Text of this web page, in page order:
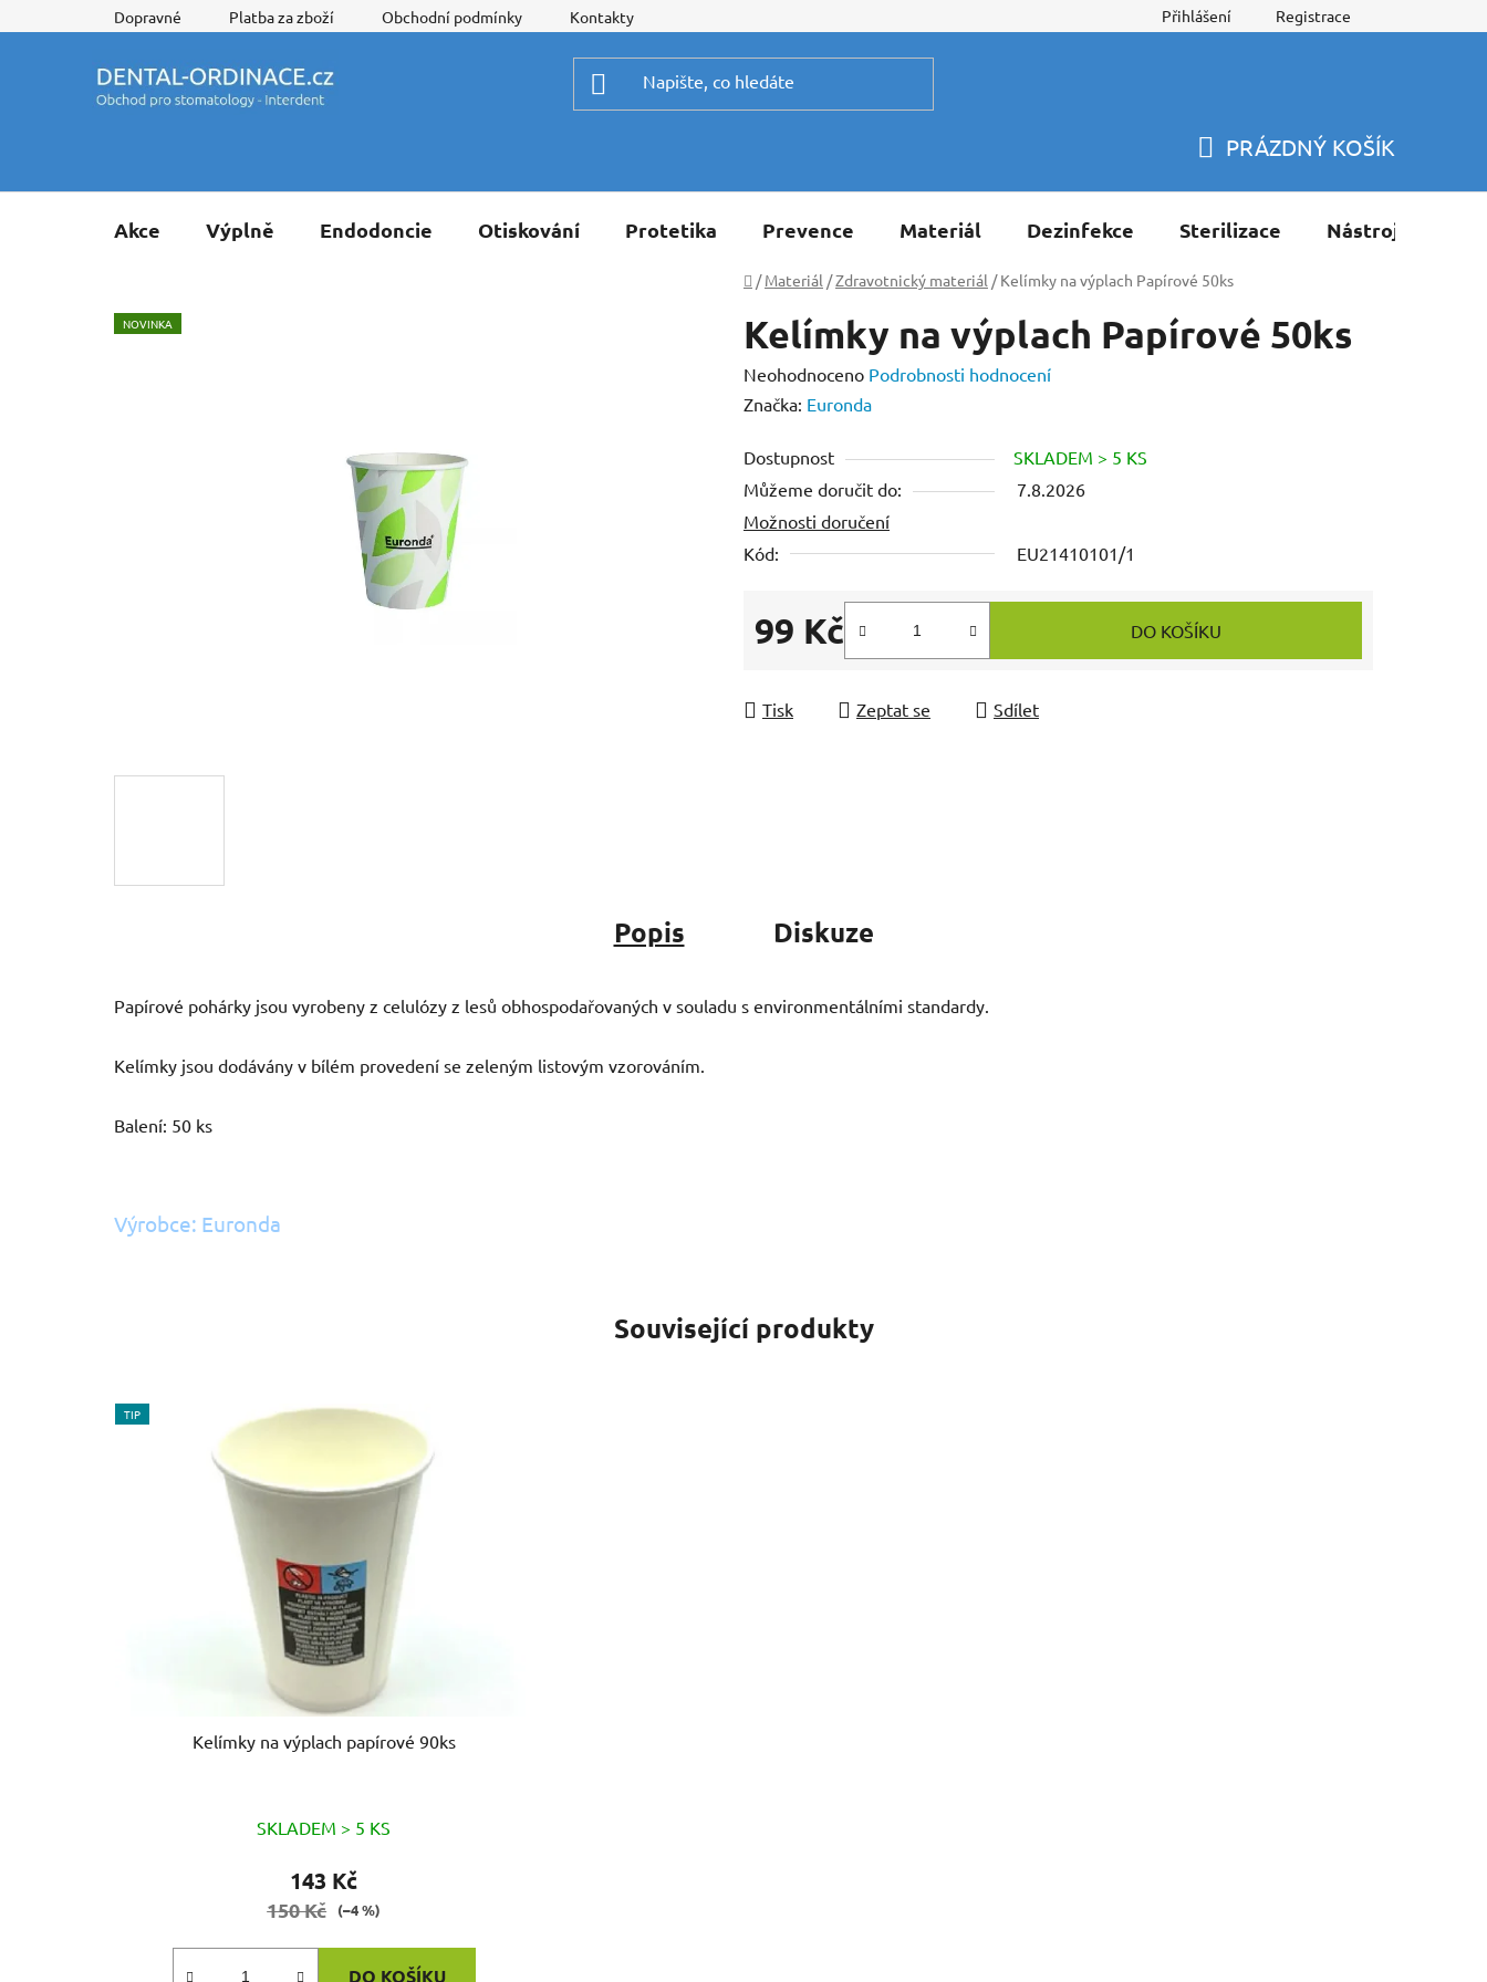
na
Dopravné Platba za zboží Obchodní podmínky Kontakty Přihlášení Registrace
KOŠÍK
PRÁZDNÝ KOŠÍK
Akce Výplně Endodoncie Otiskování Protetika Prevence Materiál Dezinfekce Sterilizace Nástroje
Domů
/ Materiál /Zdravotnický materiál / Kelímky na výplach Papírové 50ks
Kelímky na výplach Papírové 50ks
Průměrné
hodnocení
je
0,0
z
5
Neohodnoceno Podrobnosti hodnocení
Značka: Euronda
Dostupnost
SKLADEM > 5 KS
Můžeme doručit do:
7.8.2026
Možnosti doručení
Kód:
EU21410101/1
99 Kč
Měrná cena:
DO KOŠÍKU
Tisk Zeptat se Sdílet
NOVINKA
Popis Diskuze
Papírové pohárky jsou vyrobeny z celulózy z lesů obhospodařovaných v souladu s environmentálními standardy.
Kelímky jsou dodávány v bílém provedení se zeleným listovým vzorováním.
Balení: 50 ks
Výrobce: Euronda
Související produkty
TIP
Kelímky na výplach papírové 90ks
SKLADEM > 5 KS
143 Kč
150 Kč (–4 %)
DO KOŠÍKU